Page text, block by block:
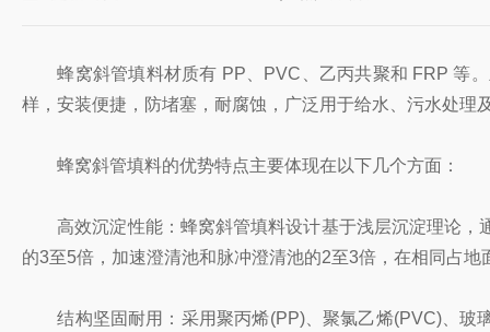
蜂窝斜管填料材质有 PP、PVC、乙丙共聚和 FRP 等。
样，安装便捷，防堵塞，耐腐蚀，广泛用于给水、污水处理
蜂窝斜管填料的优势特点主要体现在以下几个方面：
高效沉淀性能：蜂窝斜管填料设计基于浅层沉淀理论，
的3至5倍，加速澄清池和脉冲澄清池的2至3倍，在相同占
结构坚固耐用：采用聚丙烯(PP)、聚氯乙烯(PVC)、玻